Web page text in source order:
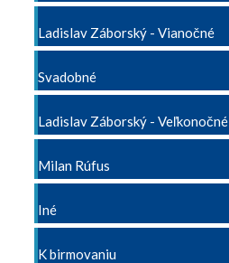
Ladislav Záborský - Vianočné
Svadobné
Ladislav Záborský - Veľkonočné
Milan Rúfus
Iné
K birmovaniu